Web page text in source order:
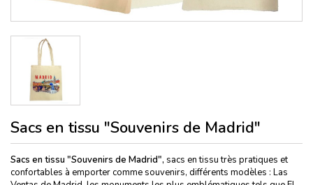
Sacs en tissu "Souvenirs de Madrid"
Sacs en tissu "Souvenirs de Madrid", sacs en tissu très pratiques et
confortables à emporter comme souvenirs, différents modèles : Las